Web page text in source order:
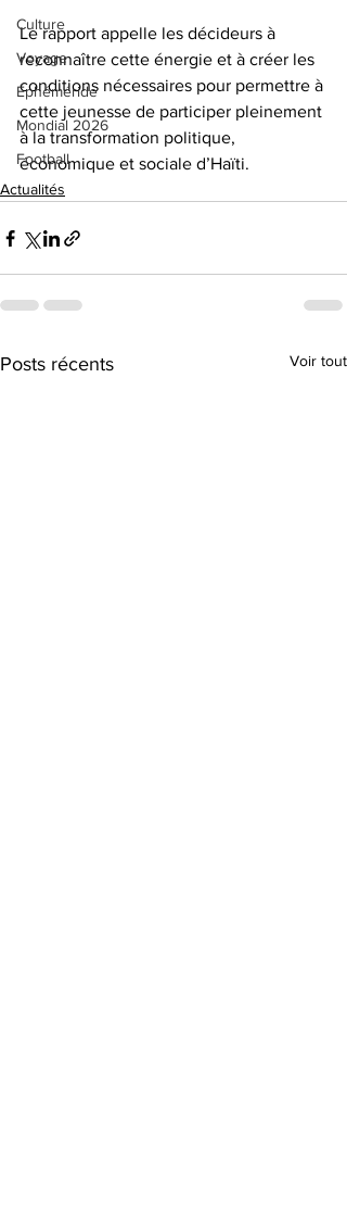
Culture
Voyage
Éphéméride
Mondial 2026
Football
Le rapport appelle les décideurs à
reconnaître cette énergie et à créer les
conditions nécessaires pour permettre à
cette jeunesse de participer pleinement
à la transformation politique,
économique et sociale d’Haïti.
Actualités
Posts récents Voir tout